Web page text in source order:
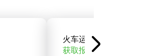
火车运输
获取报价